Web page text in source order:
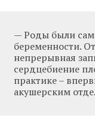
— Роды были
беременности.
непрерывная
сердцебиение
практике –
акушерским